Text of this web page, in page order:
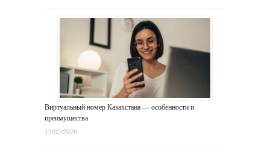
Виртуальный номер Казахстана — особенности и
преимущества
12/02/2026